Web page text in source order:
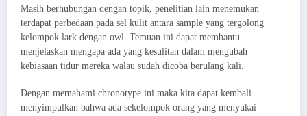
Masih berhubungan dengan topik, penelitian lain menemukan
terdapat perbedaan pada sel kulit antara sample yang tergolong
kelompok lark dengan owl. Temuan ini dapat membantu
menjelaskan mengapa ada yang kesulitan dalam mengubah
kebiasaan tidur mereka walau sudah dicoba berulang kali.
Dengan memahami chronotype ini maka kita dapat kembali
menyimpulkan bahwa ada sekelompok orang yang menyukai